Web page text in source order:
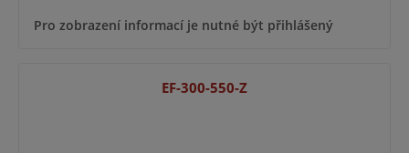
Pro zobrazení informací je nutné být přihlášený
EF-300-550-Z